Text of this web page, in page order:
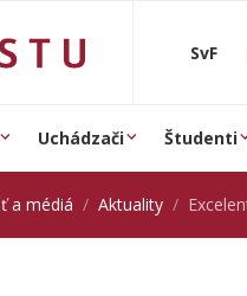
SvF
Uchádzači Študenti
a médiá Aktuality